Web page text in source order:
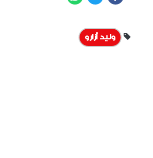
وليد أزارو